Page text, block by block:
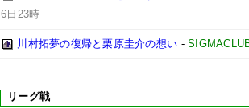
6日23時
川村拓夢の復帰と栗原圭介の想い -
リーグ戦